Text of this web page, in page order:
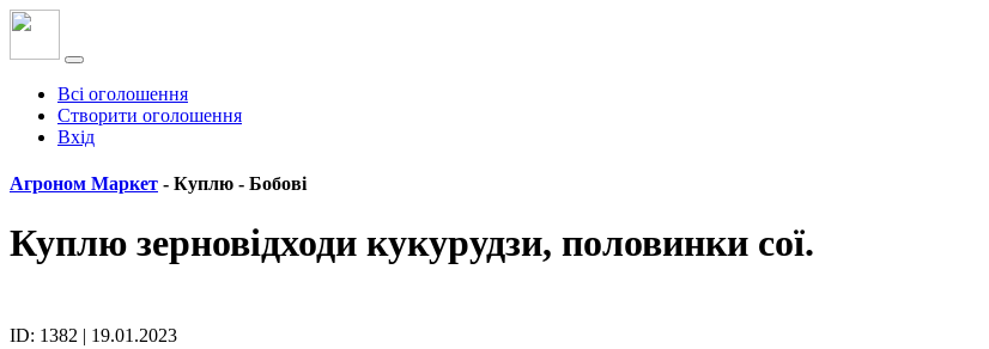
Всі оголошення
Створити оголошення
Вхід
Агроном Маркет - Куплю - Бобові
Куплю зерновідходи кукурудзи, половинки сої.
ID: 1382 | 19.01.2023